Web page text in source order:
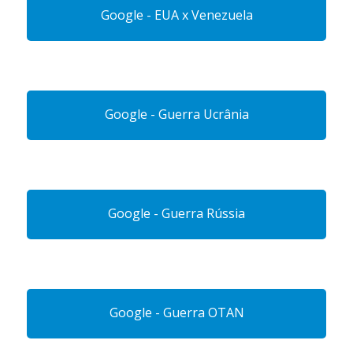
Google - EUA x Venezuela
Google - Guerra Ucrânia
Google - Guerra Rússia
Google - Guerra OTAN